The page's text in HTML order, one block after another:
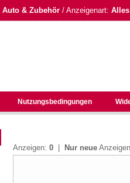
Auto & Zubehör / Anzeigenart:
Nutzungsbedingungen
Anzeigen: 0 Nur neue